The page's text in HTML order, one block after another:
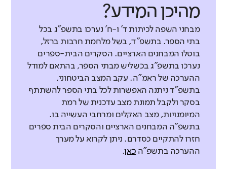
מהיכן המידע?
מבחני השפה לכיתות ד' ו-ח' נערכו בתשפ"ג בכל
בתי הספר. בתשפ"ד, בשל מלחמת חרבות ברזל,
בוטלו המבחנים הארציים. הסקרים הבית-ספרים
נערכו בתשפ"ג בכשליש מבתי הספר, בהתאם למודל
ההערכה של ראמ"ה. עקב המצב הביטחוני,
בתשפ"ד ניתנה האפשרות לכל בתי הספר להשתתף
בסקר ולקבל תמונת מצב עדכנית של רמת
המיומנויות, מצב האקלים ומרחבי העשייה בו.
בתשפ"ה המבחנים הארציים והסקרים הבית ספרים
חזרו להתקיים כסדרם. ניתן לקרוא על מערך
ההערכה בתשפ"ה כאן.